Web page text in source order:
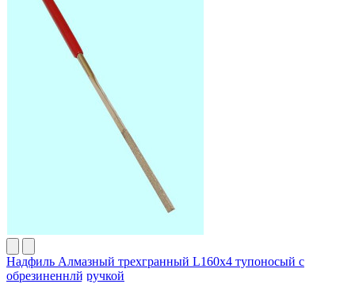
Надфиль Алмазный трехгранный L160х4 тупоносый с
обрезиненнлй ручкой